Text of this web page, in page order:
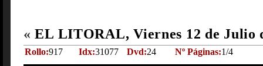
« EL LITORAL, Viernes 12 de Julio
Rollo:917 Idx:31077 Dvd:24 Nº Páginas:1/4